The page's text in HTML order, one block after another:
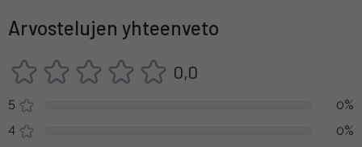
Arvostelujen yhteenveto
0,0
5
0%
4
0%